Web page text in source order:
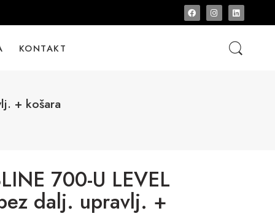
KONTAKT
+ košara
700-U LEVEL
dalj. upravlj. +